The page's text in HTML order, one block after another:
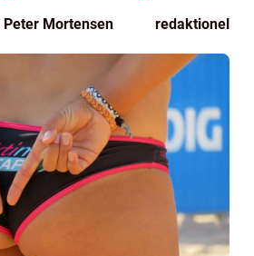
Peter Mortensen redaktionel